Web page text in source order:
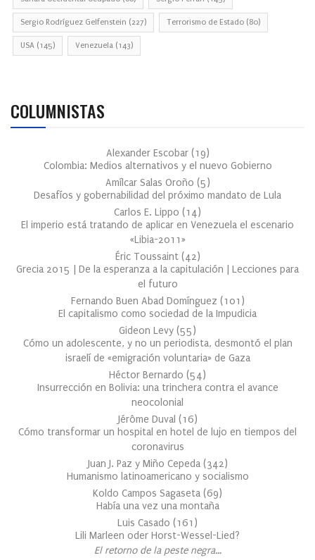
Sergio Rodríguez Gelfenstein (227) Terrorismo de Estado (80)
USA (145) Venezuela (143)
COLUMNISTAS
Alexander Escobar (19)
Colombia: Medios alternativos y el nuevo Gobierno
Amílcar Salas Oroño (5)
Desafíos y gobernabilidad del próximo mandato de Lula
Carlos E. Lippo (14)
El imperio está tratando de aplicar en Venezuela el escenario
«Libia-2011»
Éric Toussaint (42)
Grecia 2015 | De la esperanza a la capitulación | Lecciones para
el futuro
Fernando Buen Abad Domínguez (101 )
El capitalismo como sociedad de la Impudicia
Gideon Levy (55)
Cómo un adolescente, y no un periodista, desmontó el plan
israelí de «emigración voluntaria» de Gaza
Héctor Bernardo (54)
Insurrección en Bolivia: una trinchera contra el avance
neocolonial
Jérôme Duval (16)
Cómo transformar un hospital en hotel de lujo en tiempos del
coronavirus
Juan J. Paz y Miño Cepeda (342)
Humanismo latinoamericano y socialismo
Koldo Campos Sagaseta (69)
Había una vez una montaña
Luis Casado (161 )
Lili Marleen oder Horst-Wessel-Lied?
El retorno de la peste negra…